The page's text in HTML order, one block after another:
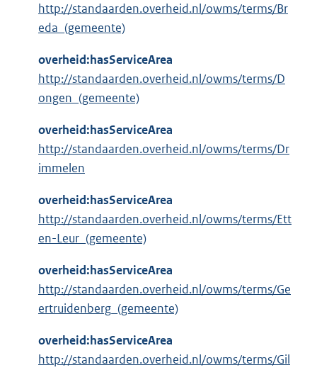
http://standaarden.overheid.nl/owms/terms/Br
eda_(gemeente)
overheid:hasServiceArea
http://standaarden.overheid.nl/owms/terms/D
ongen_(gemeente)
overheid:hasServiceArea
http://standaarden.overheid.nl/owms/terms/Dr
immelen
overheid:hasServiceArea
http://standaarden.overheid.nl/owms/terms/Ett
en-Leur_(gemeente)
overheid:hasServiceArea
http://standaarden.overheid.nl/owms/terms/Ge
ertruidenberg_(gemeente)
overheid:hasServiceArea
http://standaarden.overheid.nl/owms/terms/Gil